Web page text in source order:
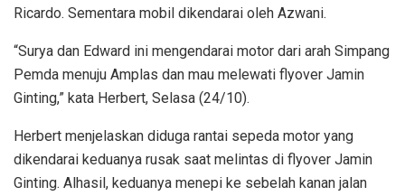
Ricardo. Sementara mobil dikendarai oleh Azwani.
“Surya dan Edward ini mengendarai motor dari arah Simpang
Pemda menuju Amplas dan mau melewati flyover Jamin
Ginting,” kata Herbert, Selasa (24/10).
Herbert menjelaskan diduga rantai sepeda motor yang
dikendarai keduanya rusak saat melintas di flyover Jamin
Ginting. Alhasil, keduanya menepi ke sebelah kanan jalan